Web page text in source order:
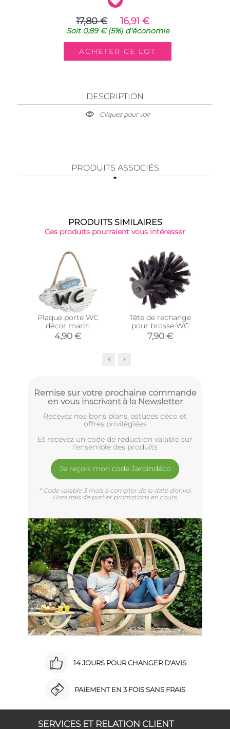
17,80 € 16,91 €
Soit0,89 €(5%)d'économie
DESCRIPTION
Cliquez pour voir
PRODUITS ASSOCIÉS
PRODUITS SIMILAIRES
Ces produits pourraient vous intéresser
Plaque porte WC
décor marin
4,90 €
Tête de rechange
pour brosse WC
7,90 €
Remise sur votre prochaine commande
en vous inscrivant à la Newsletter
Recevez nos bons plans, astuces déco et
offres privilègiées
Et recevez un code de réduction valable sur
l'ensemble des produits
Je reçois mon code Jardindéco
* Code valable 3 mois à compter de la date d'envoi.
Hors frais de port et promotions en cours.
14 JOURS POUR CHANGER D'AVIS
PAIEMENT EN 3 FOIS SANS FRAIS
SERVICES ET RELATION CLIENT